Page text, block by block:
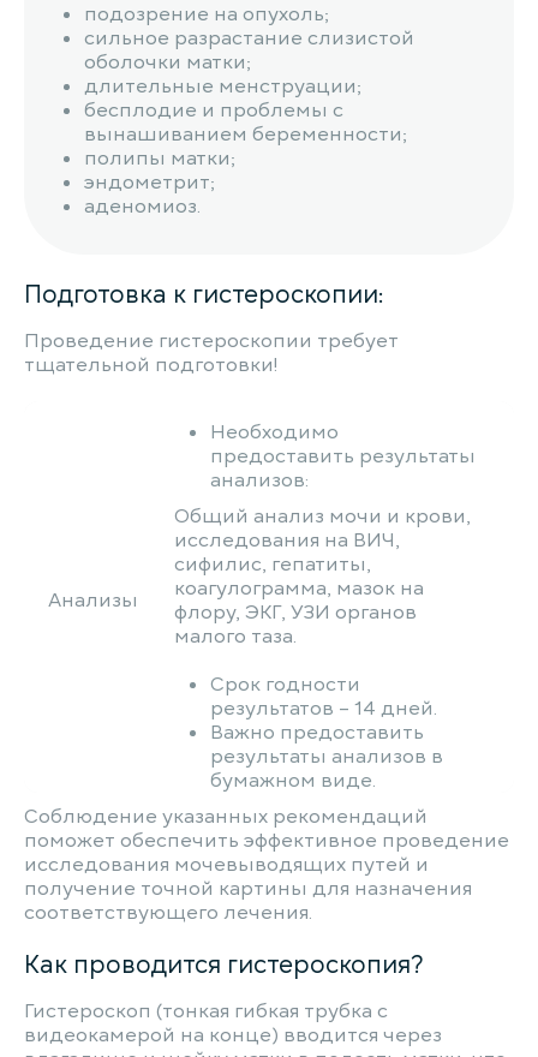
подозрение на опухоль;
сильное разрастание слизистой
оболочки матки;
длительные менструации;
бесплодие и проблемы с
вынашиванием беременности;
полипы матки;
эндометрит;
аденомиоз.
Подготовка к гистероскопии:
Проведение гистероскопии требует
тщательной подготовки!
Анализы
Необходимо
предоставить результаты
анализов:
Общий анализ мочи и крови,
исследования на ВИЧ,
сифилис, гепатиты,
коагулограмма, мазок на
флору, ЭКГ, УЗИ органов
малого таза.
Срок годности
результатов – 14 дней.
Важно предоставить
результаты анализов в
бумажном виде.
Соблюдение указанных рекомендаций
поможет обеспечить эффективное проведение
исследования мочевыводящих путей и
получение точной картины для назначения
соответствующего лечения.
Как проводится гистероскопия?
Гистероскоп (тонкая гибкая трубка с
видеокамерой на конце) вводится через